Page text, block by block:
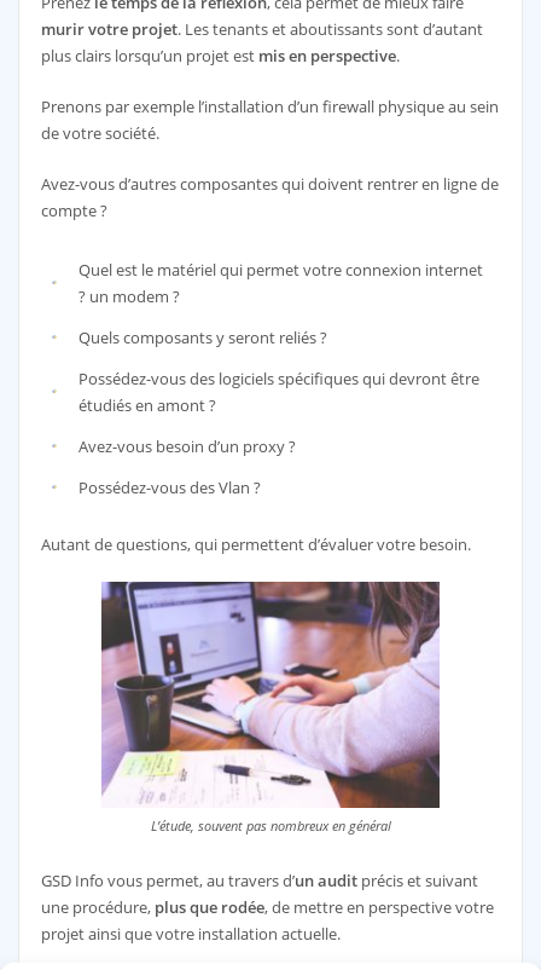
murir votre projet. Les tenants et aboutissants sont d’autant
plus clairs lorsqu’un projet est mis en perspective.
Prenons par exemple l’installation d’un firewall physique au sein
de votre société.
Avez-vous d’autres composantes qui doivent rentrer en ligne de
compte ?
Quel est le matériel qui permet votre connexion internet
? un modem ?
Quels composants y seront reliés ?
Possédez-vous des logiciels spécifiques qui devront être
étudiés en amont ?
Avez-vous besoin d’un proxy ?
Possédez-vous des Vlan ?
Autant de questions, qui permettent d’évaluer votre besoin.
L’étude, souvent pas nombreux en général
GSD Info vous permet, au travers d’un auditprécis et suivant
une procédure, plus que rodée, de mettre en perspective votre
projet ainsi que votre installation actuelle.